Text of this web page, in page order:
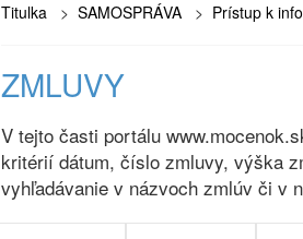
Titulka> SAMOSPRÁVA> Prístup k
ZMLUVY
V tejto časti portálu
kritérií dátum, číslo zmluvy, výška
vyhľadávanie v názvoch zmlúv či v